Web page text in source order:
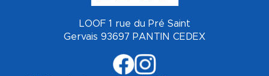
LOOF 1 rue du Pré Saint
Gervais 93697 PANTIN CEDEX